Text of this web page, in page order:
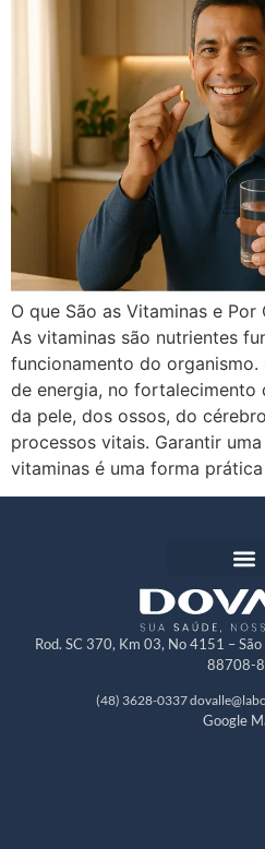
O que São as Vitaminas e Por
As vitaminas são nutrientes
funcionamento do organismo.
de energia, no fortalecimento
da pele, dos ossos, do
processos vitais. Garantir
vitaminas é uma forma
Rod. SC 370, Km 03, No 4151 –
88708-
(48) 3628-0337
Google